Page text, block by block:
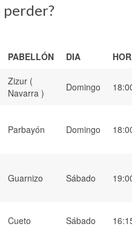
perder?
PABELLÓN DIA
Zizur (
Navarra )
Domingo
Parbayón Domingo
Guarnizo Sábado
Cueto Sábado